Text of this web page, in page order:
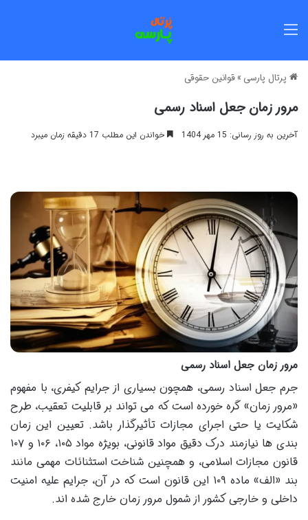
پرتال پارسی »قوانین حقوقی
مرور زمان جعل اسناد رسمی
آخرین به روز رسانی: 15 مهر 1404 خواندن این مطلب 17 دقیقه زمان میبرد
مرور زمان جعل اسناد رسمی
جرم جعل اسناد رسمی، همچون بسیاری از جرایم کیفری، با مفهوم
«مرور زمان» گره خورده است که می تواند بر قابلیت تعقیب، طرح
شکایت یا حتی اجرای مجازات تأثیرگذار باشد. تعیین این زمان
بندی ها نیازمند درک دقیق مواد قانونی، بویژه مواد ۱۰۵، ۱۰۶ و ۱۰۷
قانون مجازات اسلامی، و همچنین شناخت استثنائات مهمی مانند
بند «الف» ماده ۱۰۹ این قانون است که در آن، جرایم علیه امنیت
داخلی و خارجی کشور از شمول مرور زمان خارج شده اند.